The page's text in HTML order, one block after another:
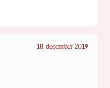
18. december 2019